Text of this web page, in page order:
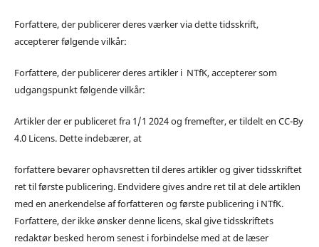
Forfattere, der publicerer deres værker via dette tidsskrift,
accepterer følgende vilkår:
Forfattere, der publicerer deres artikler i NTfK, accepterer som
udgangspunkt følgende vilkår:
Artikler der er publiceret fra 1/1 2024 og fremefter, er tildelt en CC-By
4.0 Licens. Dette indebærer, at
forfattere bevarer ophavsretten til deres artikler og giver tidsskriftet
ret til første publicering. Endvidere gives andre ret til at dele artiklen
med en anerkendelse af forfatteren og første publicering i NTfK.
Forfattere, der ikke ønsker denne licens, skal give tidsskriftets
redaktør besked herom senest i forbindelse med at de læser